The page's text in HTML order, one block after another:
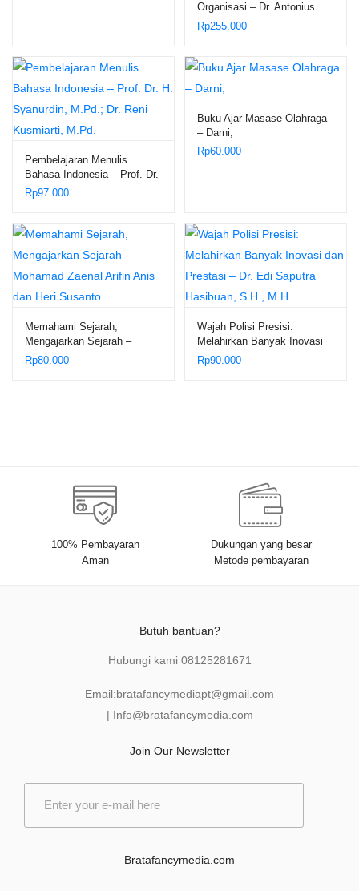
Organisasi – Dr. Antonius
Dieben Robinson Manurung,
M.Si.
Rp255.000
Pembelajaran Menulis
Bahasa Indonesia – Prof. Dr.
H. Syanurdin, M.Pd.; Dr.
Rp97.000
Buku Ajar Masase Olahraga
– Darni,
Rp60.000
Memahami Sejarah,
Mengajarkan Sejarah –
Mohamad Zaenal Arifin Anis
dan Heri Susanto
Rp80.000
Wajah Polisi Presisi:
Melahirkan Banyak Inovasi
dan Prestasi – Dr. Edi
Saputra Hasibuan, S.H.,
Rp90.000
100% Pembayaran
Aman
Dukungan yang besar
Metode pembayaran
Butuh bantuan?
Hubungi kami 08125281671
Email:bratafancymediapt@gmail.com
| Info@bratafancymedia .com
Join Our Newsletter
Bratafancymedia.com